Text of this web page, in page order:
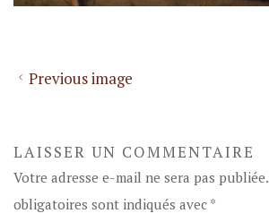
Previous image
LAISSER UN COMMENTAIRE
Votre adresse e-mail ne sera pas publiée.
obligatoires sont indiqués avec *